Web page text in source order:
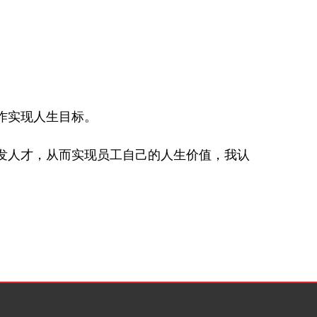
实现人生目标。
才，从而实现员工自己的人生价值，我认